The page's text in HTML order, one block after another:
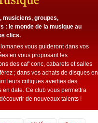
musiciens, groupes,
: le monde de la musique au
clics.
vous guideront dans vos
en vous proposant les
des caf' conc, cabarets et salles
; dans vos achats de disques en
leurs critiques averties des
en date. Ce club vous permettra
de nouveaux talents !